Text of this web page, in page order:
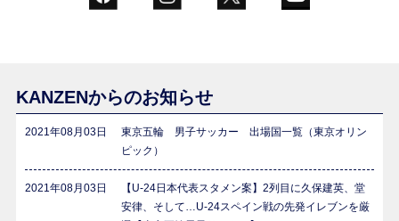
KANZENからのお知らせ
2021年08月03日
東京五輪 男子サッカー 出場国一覧（東京オリン
ピック）
2021年08月03日
【U-24日本代表スタメン案】2列目に久保建英、堂
安律、そして…U-24スペイン戦の先発イレブンを厳